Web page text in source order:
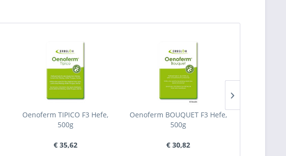
Oenoferm TIPICO F3 Hefe,
500g
€ 35,62
Oenoferm BOUQUET F3 Hefe,
500g
€ 30,82